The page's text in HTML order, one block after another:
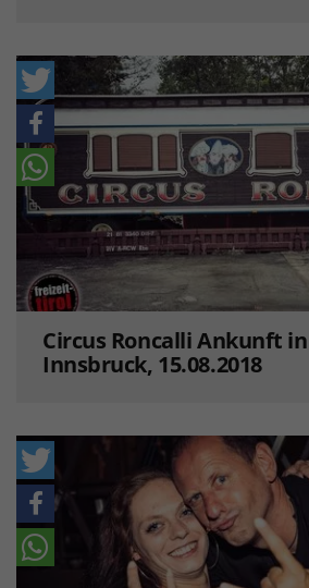
Circus Roncalli Ankunft in
Innsbruck, 15.08.2018